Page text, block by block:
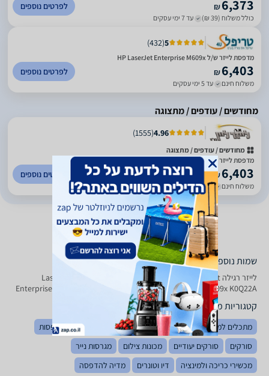
₪6,373
כולל משלוח (39 ₪) עד 7 ימי עסקים
לפרטים נוספים
5
(
432
)
מדפסת לייזר ש/ל HP LaserJet Enterprise M609x
₪6,403
משלוח חינם עד 5 ימי עסקים
לפרטים נוספים
מחודשים / עודפים / מתצוגה
4.96
(
1555
)
מחודשים / עודפים / מתצוגה
מדפסת לייזר LaserJet Enterprise M609x‎ K0Q22A HP מתצוגה
₪6,403
משלוח חינם עד 3 ימי עסקים
לפרטים נוספים
שמות נוספים לדגם
‏לייזר ‏רגילה LaserJet Enterprise M 609 x ‎ K 0 Q 22 A HP, LaserJet
Enterprise M609x‎ K0Q22A HP , HP LaserJet Enterprise M609x‎ K0Q22A
קטגוריות משלימות
מתכלים למדפסות תלת מימד מחשבי All in one
שרתי מדפסות
סורקים
סורקים יעודיים מכונות צילום
מגרסות נייר
מכשירי כריכה ולמינציה
דיו וטונרים מדיה להדפסה